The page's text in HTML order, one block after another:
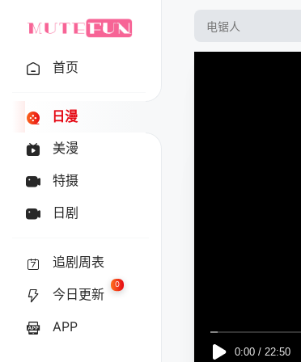
首页
日漫
美漫
特摄
日剧
追剧周表
今日更新
0
APP